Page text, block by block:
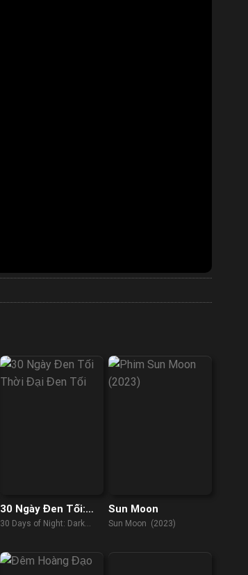
30 Ngày Đen Tối:
Thời Đại Đen Tối
30 Days of Night: Dark
Sun Moon
Sun Moon (2023)